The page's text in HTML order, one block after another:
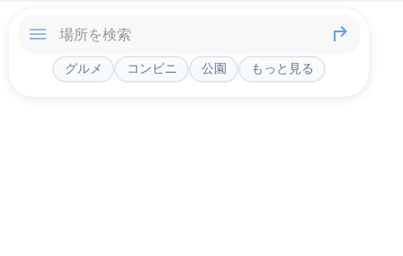
グルメ コンビニ 公園 もっと見る